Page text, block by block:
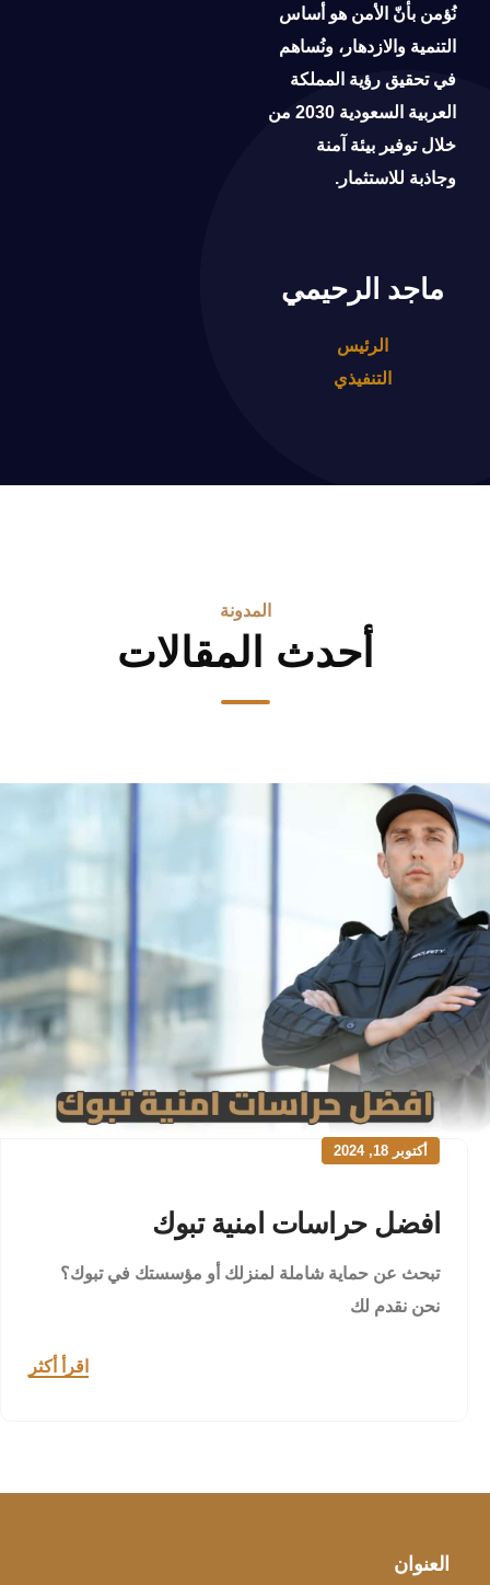
نُؤمن بأنّ الأمن هو أساس
التنمية والازدهار، ونُساهم
في تحقيق رؤية المملكة
العربية السعودية 2030 من
خلال توفير بيئة آمنة
وجاذبة للاستثمار.
ماجد الرحيمي
الرئيس
التنفيذي
المدونة
أحدث المقالات
أكتوبر 18, 2024
افضل حراسات امنية تبوك
تبحث عن حماية شاملة لمنزلك أو مؤسستك في تبوك؟
نحن نقدم لك
اقرأ أكثر
العنوان